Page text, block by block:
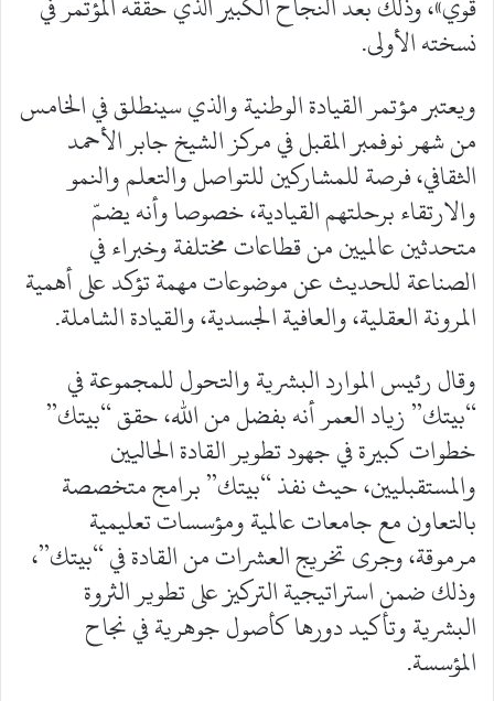
نسخته الأولى.
ويعتبر مؤتمر القيادة الوطنية والذي سينطلق في الخامس
من شهر نوفمبر المقبل في مركز الشيخ جابر الأحمد
الثقافي، فرصة للمشاركين للتواصل والتعلم والنمو
والارتقاء برحلتهم القيادية، خصوصا وأنه يضمّ
متحدثين عالميين من قطاعات مختلفة وخبراء في
الصناعة للحديث عن موضوعات مهمة تؤكد على أهمية
المرونة العقلية، والعافية الجسدية، والقيادة الشاملة.
وقال رئيس الموارد البشرية والتحول للمجموعة في
“بيتك” زياد العمر أنه بفضل من الله، حقق “بيتك”
خطوات كبيرة في جهود تطوير القادة الحاليين
والمستقبليين، حيث نفذ “بيتك” برامج متخصصة
بالتعاون مع جامعات عالمية ومؤسسات تعليمية
مرموقة، وجرى تخريج العشرات من القادة في “بيتك”،
وذلك ضمن استراتيجية التركيز على تطوير الثروة
البشرية وتأكيد دورها كأصول جوهرية في نجاح
المؤسسة.